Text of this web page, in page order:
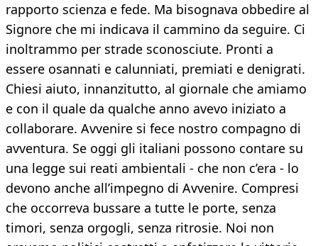
rapporto scienza e fede. Ma bisognava obbedire al
Signore che mi indicava il cammino da seguire. Ci
inoltrammo per strade sconosciute. Pronti a
essere osannati e calunniati, premiati e denigrati.
Chiesi aiuto, innanzitutto, al giornale che amiamo
e con il quale da qualche anno avevo iniziato a
collaborare. Avvenire si fece nostro compagno di
avventura. Se oggi gli italiani possono contare su
una legge sui reati ambientali - che non c’era - lo
devono anche all’impegno di Avvenire. Compresi
che occorreva bussare a tutte le porte, senza
timori, senza orgogli, senza ritrosie. Noi non